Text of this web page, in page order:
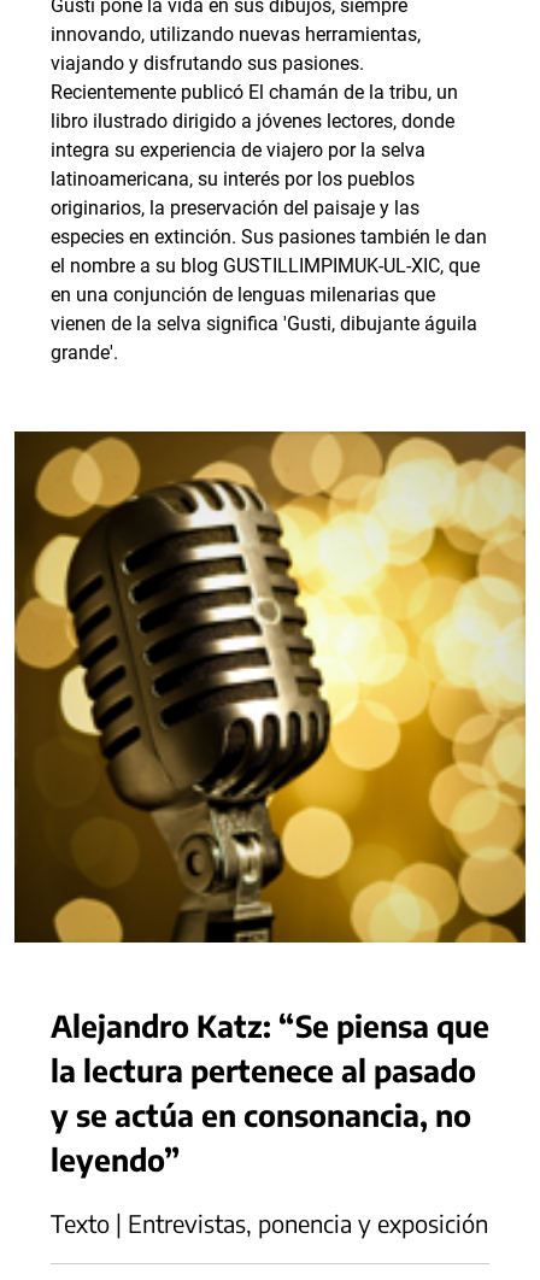
Gusti pone la vida en sus dibujos, siempre
innovando, utilizando nuevas herramientas,
viajando y disfrutando sus pasiones.
Recientemente publicó El chamán de la tribu, un
libro ilustrado dirigido a jóvenes lectores, donde
integra su experiencia de viajero por la selva
latinoamericana, su interés por los pueblos
originarios, la preservación del paisaje y las
especies en extinción. Sus pasiones también le dan
el nombre a su blog GUSTILLIMPIMUK-UL-XIC, que
en una conjunción de lenguas milenarias que
vienen de la selva significa 'Gusti, dibujante águila
grande'.
Alejandro Katz: “Se piensa que
la lectura pertenece al pasado
y se actúa en consonancia, no
leyendo”
Texto | Entrevistas, ponencia y exposición